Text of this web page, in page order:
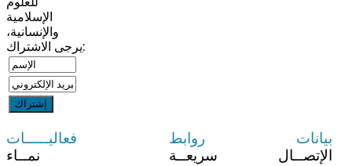
الإسلامية
والإنسانية،
يرجى الاشتراك:
بيانات
الإتصــال
روابط
سريعــة
فعاليـــــات
نمــاء